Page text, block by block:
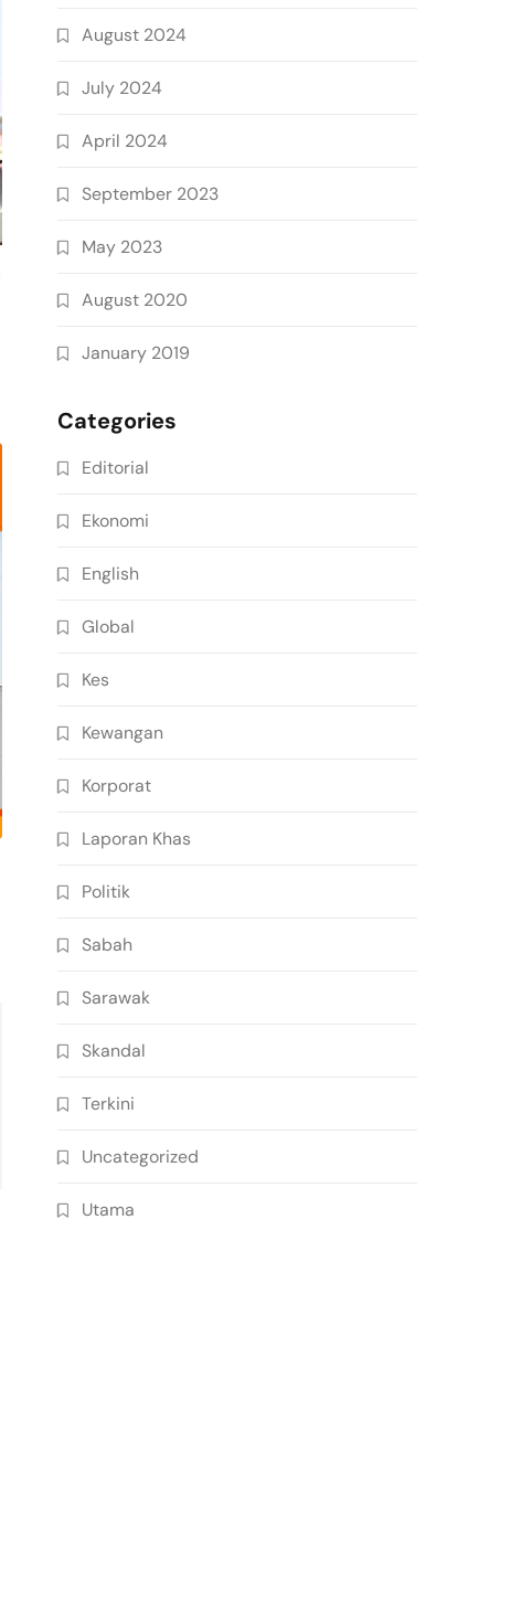
August 2024
July 2024
April 2024
September 2023
May 2023
August 2020
January 2019
Categories
Editorial
Ekonomi
English
Global
Kes
Kewangan
Korporat
Laporan Khas
Politik
Sabah
Sarawak
Skandal
Terkini
Uncategorized
Utama